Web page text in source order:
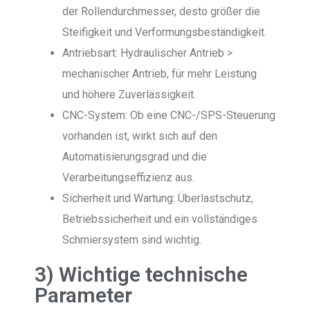
der Rollendurchmesser, desto größer die
Steifigkeit und Verformungsbeständigkeit.
Antriebsart: Hydraulischer Antrieb >
mechanischer Antrieb, für mehr Leistung
und höhere Zuverlässigkeit.
CNC-System: Ob eine CNC-/SPS-Steuerung
vorhanden ist, wirkt sich auf den
Automatisierungsgrad und die
Verarbeitungseffizienz aus.
Sicherheit und Wartung: Überlastschutz,
Betriebssicherheit und ein vollständiges
Schmiersystem sind wichtig.
3) Wichtige technische
Parameter